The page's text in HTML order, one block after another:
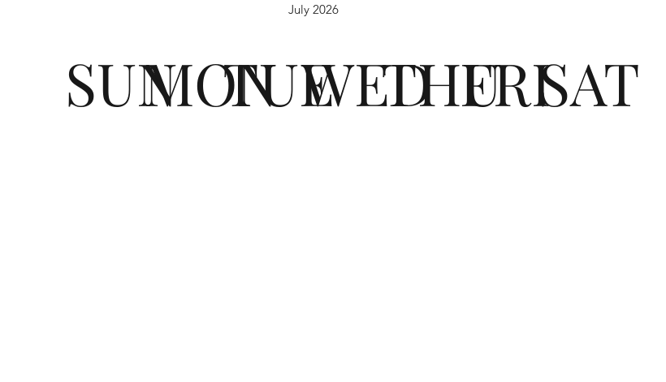
July 2026
SUNMONTUEWEDTHUFRISAT